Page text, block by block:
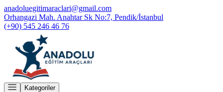
anadoluegitimaraclari@gmail.com
Orhangazi Mah. Anahtar Sk No:7, Pendik/İstanbul
(+90) 545 246 46 76
Kategoriler